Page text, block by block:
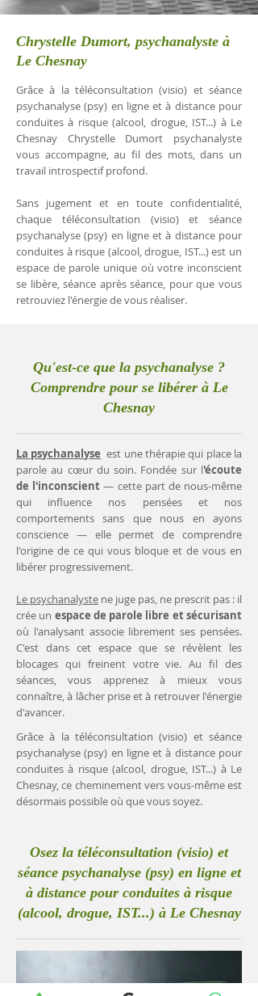
Chrystelle Dumort, psychanalyste à
Le Chesnay
Grâce à la téléconsultation (visio) et séance
psychanalyse (psy) en ligne et à distance pour
conduites à risque (alcool, drogue, IST...) à Le
Chesnay Chrystelle Dumort psychanalyste
vous accompagne, au fil des mots, dans un
travail introspectif profond.
Sans jugement et en toute confidentialité,
chaque téléconsultation (visio) et séance
psychanalyse (psy) en ligne et à distance pour
conduites à risque (alcool, drogue, IST...) est un
espace de parole unique où votre inconscient
se libère, séance après séance, pour que vous
retrouviez l'énergie de vous réaliser.
Qu'est-ce que la psychanalyse ?
Comprendre pour se libérer à Le
Chesnay
La psychanalyse est une thérapie qui place la
parole au cœur du soin. Fondée sur l'écoute
de l'inconscient— cette part de nous-même
qui influence nos pensées et nos
comportements sans que nous en ayons
conscience — elle permet de comprendre
l'origine de ce qui vous bloque et de vous en
libérer progressivement.
Le psychanalyste ne juge pas, ne prescrit pas : il
crée un espace de parole libre et sécurisant
où l'analysant associe librement ses pensées.
C'est dans cet espace que se révèlent les
blocages qui freinent votre vie. Au fil des
séances, vous apprenez à mieux vous
connaître, à lâcher prise et à retrouver l'énergie
d'avancer.
Grâce à la téléconsultation (visio) et séance
psychanalyse (psy) en ligne et à distance pour
conduites à risque (alcool, drogue, IST...) à Le
Chesnay, ce cheminement vers vous-même est
désormais possible où que vous soyez.
Osez la téléconsultation (visio) et
séance psychanalyse (psy) en ligne et
à distance pour conduites à risque
(alcool, drogue, IST...) à Le Chesnay